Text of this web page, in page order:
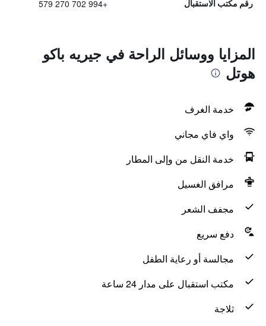
رقم مكتب الاستقبال +994 702 270 579
المزايا ووسائل الراحة في جيريه باكو
هوتل
خدمة الغرف
واي فاي مجاني
خدمة النقل من وإلى المطار
مرافق الغسيل
مجفف الشعر
دفع سريع
مجالسة أو رعاية الطفل
مكتب استقبال على مدار 24 ساعة
ثلاجة